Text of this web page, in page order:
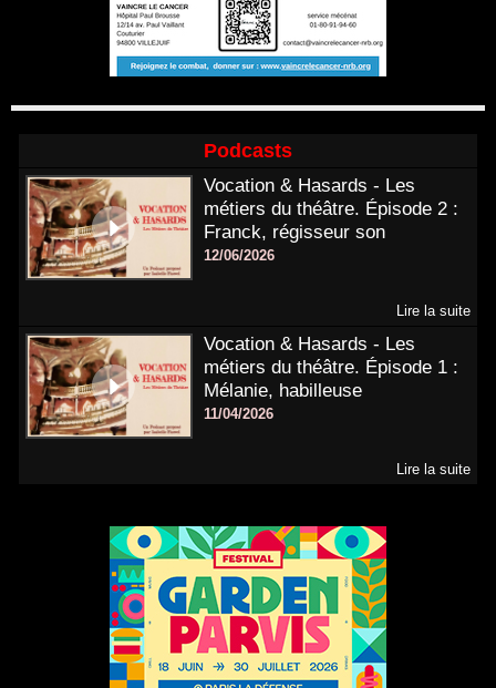
Podcasts
Vocation & Hasards - Les
métiers du théâtre. Épisode 2 :
Franck, régisseur son
12/06/2026
Lire la suite
Vocation & Hasards - Les
métiers du théâtre. Épisode 1 :
Mélanie, habilleuse
11/04/2026
Lire la suite